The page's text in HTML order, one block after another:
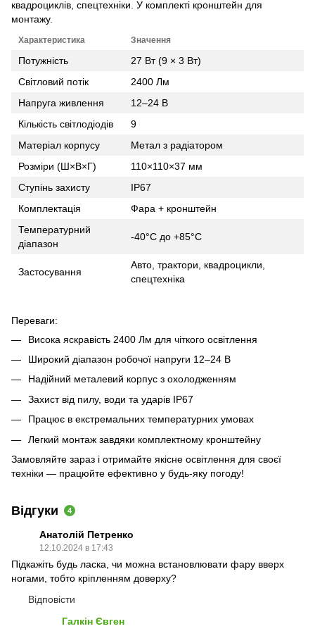
квадроциклів, спецтехніки. У комплекті кронштейн для
монтажу.
Характеристика Значення
Потужність
27 Вт (9 × 3 Вт)
Світловий потік
2400 Лм
Напруга живлення
12–24 В
Кількість світлодіодів
9
Матеріал корпусу
Метал з радіатором
Розміри (Ш×В×Г)
110×110×37 мм
Ступінь захисту
IP67
Комплектація
Фара + кронштейн
Температурний
діапазон
-40°С до +85°С
Застосування
Авто, трактори, квадроцикли,
спецтехніка
Переваги:
Висока яскравість 2400 Лм для чіткого освітлення
Широкий діапазон робочої напруги 12–24 В
Надійний металевий корпус з охолодженням
Захист від пилу, води та ударів IP67
Працює в екстремальних температурних умовах
Легкий монтаж завдяки комплектному кронштейну
Замовляйте зараз і отримайте якісне освітлення для своєї
техніки — працюйте ефективно у будь-яку погоду!
Відгуки 4
Анатолій Петренко
12.10.2024 в 17:43
Підкажіть будь ласка, чи можна встановлювати фару вверх
ногами, тобто кріпленням доверху?
Відповісти
Галкін Євген